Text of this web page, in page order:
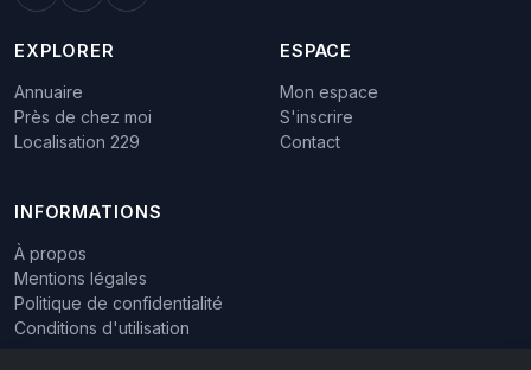
EXPLORER
Annuaire
Près de chez moi
Localisation 229
ESPACE
Mon espace
S'inscrire
Contact
INFORMATIONS
À propos
Mentions légales
Politique de confidentialité
Conditions d'utilisation